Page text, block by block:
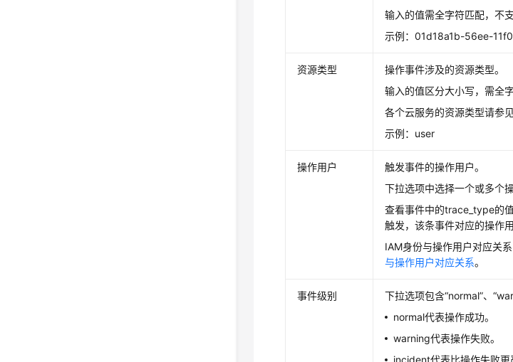
输入的值需全字符匹配，不
示例：01d18a1b-56ee-
资源类型
操作事件涉及的资源类型。
输入的值区分大小写，需全
各个云服务的资源类型请参见
示例：user
操作用户
触发事件的操作用户。
下拉选项中选择一个或多个操
查看事件中的trace_type的
触发，该条事件对应的操作
IAM身份与操作用户对应关
与操作用户对应关系。
事件级别
下拉选项包含“normal”、
normal代表操作成功。
warning代表操作失败。
incident代表比操作失败更